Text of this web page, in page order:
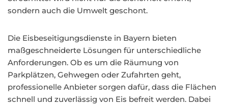
sondern auch die Umwelt geschont.
Die Eisbeseitigungsdienste in Bayern bieten
maßgeschneiderte Lösungen für unterschiedliche
Anforderungen. Ob es um die Räumung von
Parkplätzen, Gehwegen oder Zufahrten geht,
professionelle Anbieter sorgen dafür, dass die Flächen
schnell und zuverlässig von Eis befreit werden. Dabei